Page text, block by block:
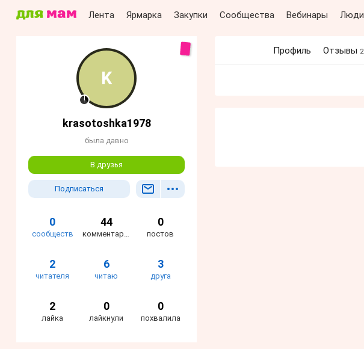
Лента Ярмарка Закупки Сообщества Вебинары Люди
krasotoshka1978
была давно
В друзья
Подписаться
0
сообществ
44
комментария
0
постов
2
читателя
6
читаю
3
друга
2
лайка
0
лайкнули
0
похвалила
Профиль Отзывы 2